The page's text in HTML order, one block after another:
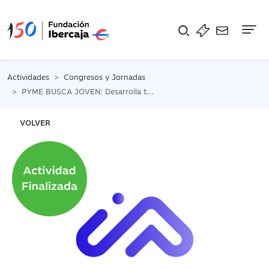
Actividades
Congresos y Jornadas
PYME BUSCA JOVEN: Desarrolla tu carrera en IA EXPERIENCE
VOLVER